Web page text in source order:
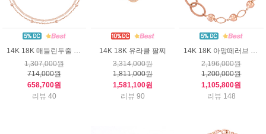
1,307,000원
714,000원
658,700원
리뷰 40
14K 18K 유라클 팔찌
3,314,000원
1,811,000원
1,581,100원
리뷰 90
2,196,000원
1,200,000원
1,105,800원
리뷰 148